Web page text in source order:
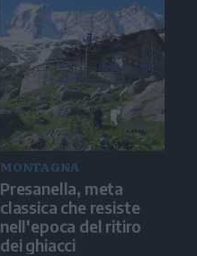
MONTAGNA
Presanella, meta
classica che resiste
nell'epoca del ritiro
dei ghiacci